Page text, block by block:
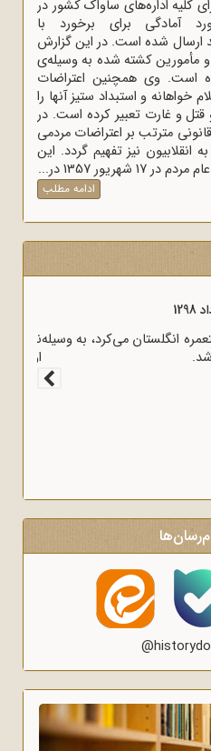
کلیه اداره‌های ساواک‌ کشور در
آمادگی برای برخورد با
شده است. در این گزارش
و مأمورین کشته شده به وسیله‌ی
است. وی همچنین اعتراضات
خواهانه و استبداد ستیز آنها را
و غارت تعبیر کرده است. در
مترتب بر اعتراضات مردمی
نیز تفهیم گردد. این
1357 در...
ادامه مطلب
را مستعمره انگلستان می‌کرد، به وسیله